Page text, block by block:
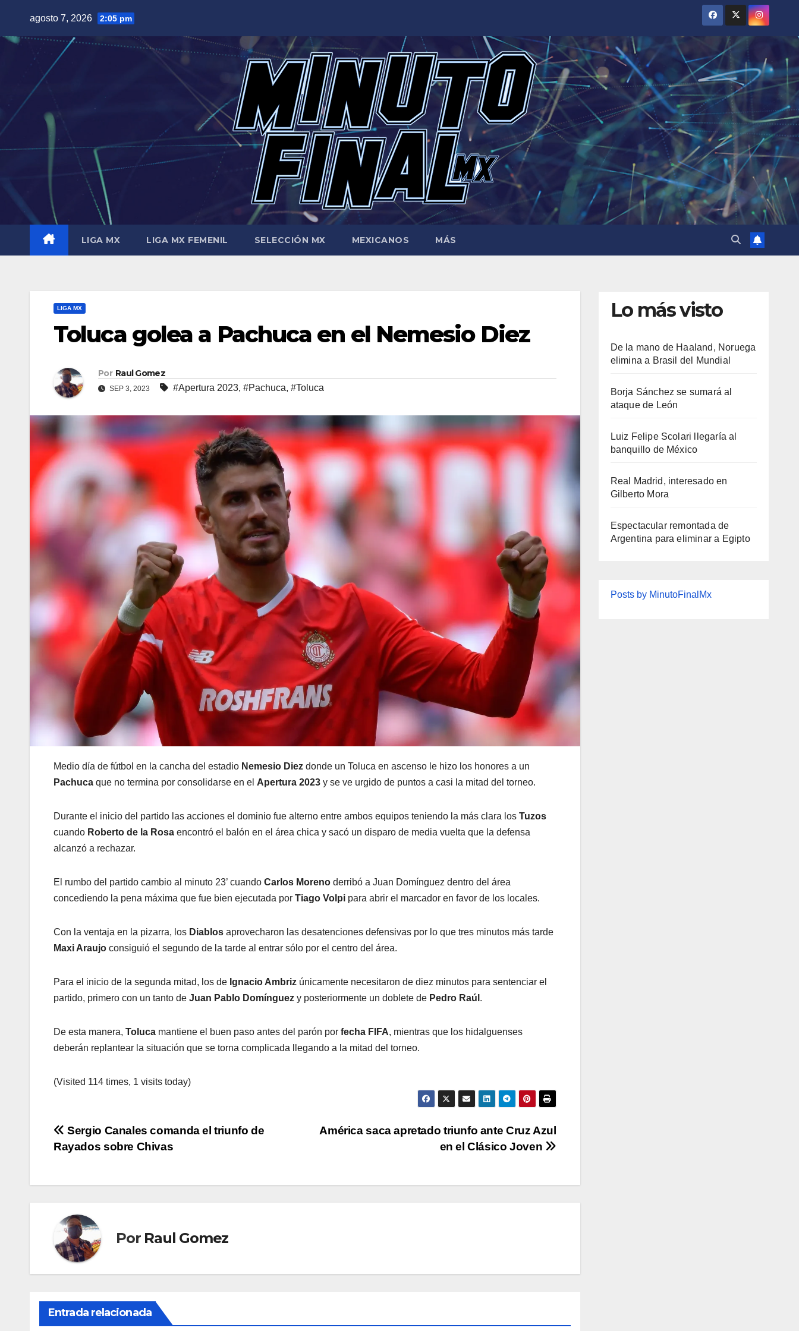
contenido
agosto 7, 2026 2:05 pm
LIGA MX LIGA MX FEMENIL SELECCIÓN MX MEXICANOS MÁS
LIGA MX
Toluca golea a Pachuca en el Nemesio Diez
Por Raul Gomez
SEP 3, 2023 #Apertura 2023, #Pachuca, #Toluca
Medio día de fútbol en la cancha del estadio Nemesio Diez donde un Toluca en ascenso le hizo los honores a un
Pachuca que no termina por consolidarse en el Apertura 2023 y se ve urgido de puntos a casi la mitad del torneo.
Durante el inicio del partido las acciones el dominio fue alterno entre ambos equipos teniendo la más clara los Tuzos
cuando Roberto de la Rosa encontró el balón en el área chica y sacó un disparo de media vuelta que la defensa
alcanzó a rechazar.
El rumbo del partido cambio al minuto 23’ cuando Carlos Moreno derribó a Juan Domínguez dentro del área
concediendo la pena máxima que fue bien ejecutada por Tiago Volpi para abrir el marcador en favor de los locales.
Con la ventaja en la pizarra, los Diablos aprovecharon las desatenciones defensivas por lo que tres minutos más tarde
Maxi Araujo consiguió el segundo de la tarde al entrar sólo por el centro del área.
Para el inicio de la segunda mitad, los de Ignacio Ambriz únicamente necesitaron de diez minutos para sentenciar el
partido, primero con un tanto de Juan Pablo Domínguez y posteriormente un doblete de Pedro Raúl .
De esta manera, Toluca mantiene el buen paso antes del parón por fecha FIFA, mientras que los hidalguenses
deberán replantear la situación que se torna complicada llegando a la mitad del torneo.
(Visited 114 times, 1 visits today)
Navegación
de
entradas
América saca apretado triunfo ante Cruz Azul
en el Clásico Joven
Sergio Canales comanda el triunfo de
Rayados sobre Chivas
Por Raul Gomez
Entrada relacionada
Lo más visto
De la mano de Haaland, Noruega
elimina a Brasil del Mundial
Borja Sánchez se sumará al
ataque de León
Luiz Felipe Scolari llegaría al
banquillo de México
Real Madrid, interesado en
Gilberto Mora
Espectacular remontada de
Argentina para eliminar a Egipto
Posts by MinutoFinalMx